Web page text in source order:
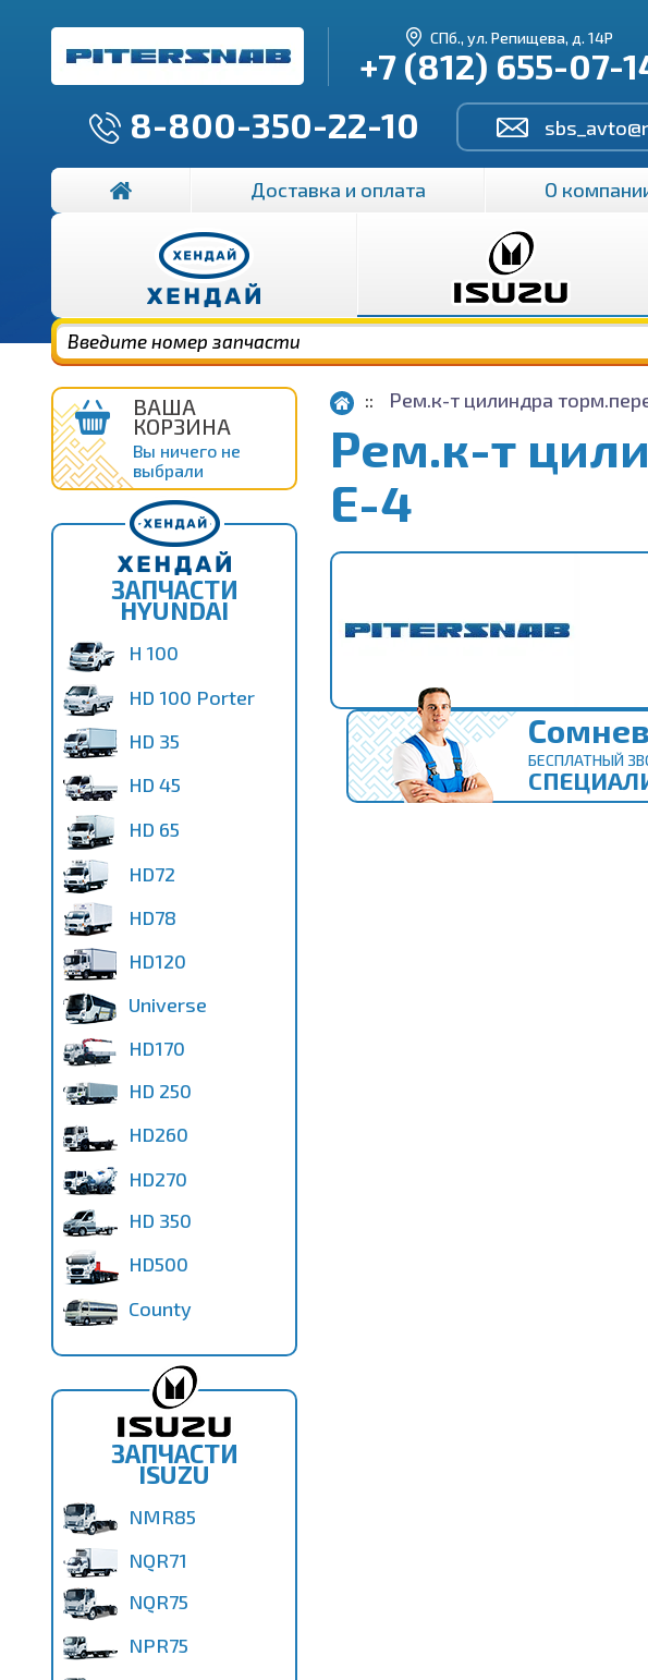
СПб., ул. Репищева, д. 14Р
+7 (812) 655-07-
8-800-350-22-10
Доставка и оплата О
ВАША
КОРЗИНА
Вы ничего не
выбрали
ЗАПЧАСТИ
HYUNDAI
H 100
HD 100 Porter
HD 35
HD 45
HD 65
HD72
HD78
HD120
Universe
HD170
HD 250
HD260
HD270
HD 350
HD500
County
ЗАПЧАСТИ
ISUZU
NMR85
NQR71
NQR75
NPR75
Рем.к-т цилиндра
Рем.к-т
Е-4
БЕСПЛАТНЫЙ